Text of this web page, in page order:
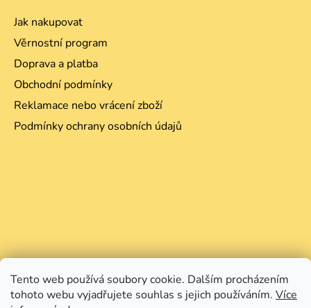
Tento web používá soubory cookie. Dalším procházením
tohoto webu vyjadřujete souhlas s jejich používáním. Více
Jak nakupovat
Věrnostní program
Doprava a platba
Obchodní podmínky
Reklamace nebo vrácení zboží
Podmínky ochrany osobních údajů